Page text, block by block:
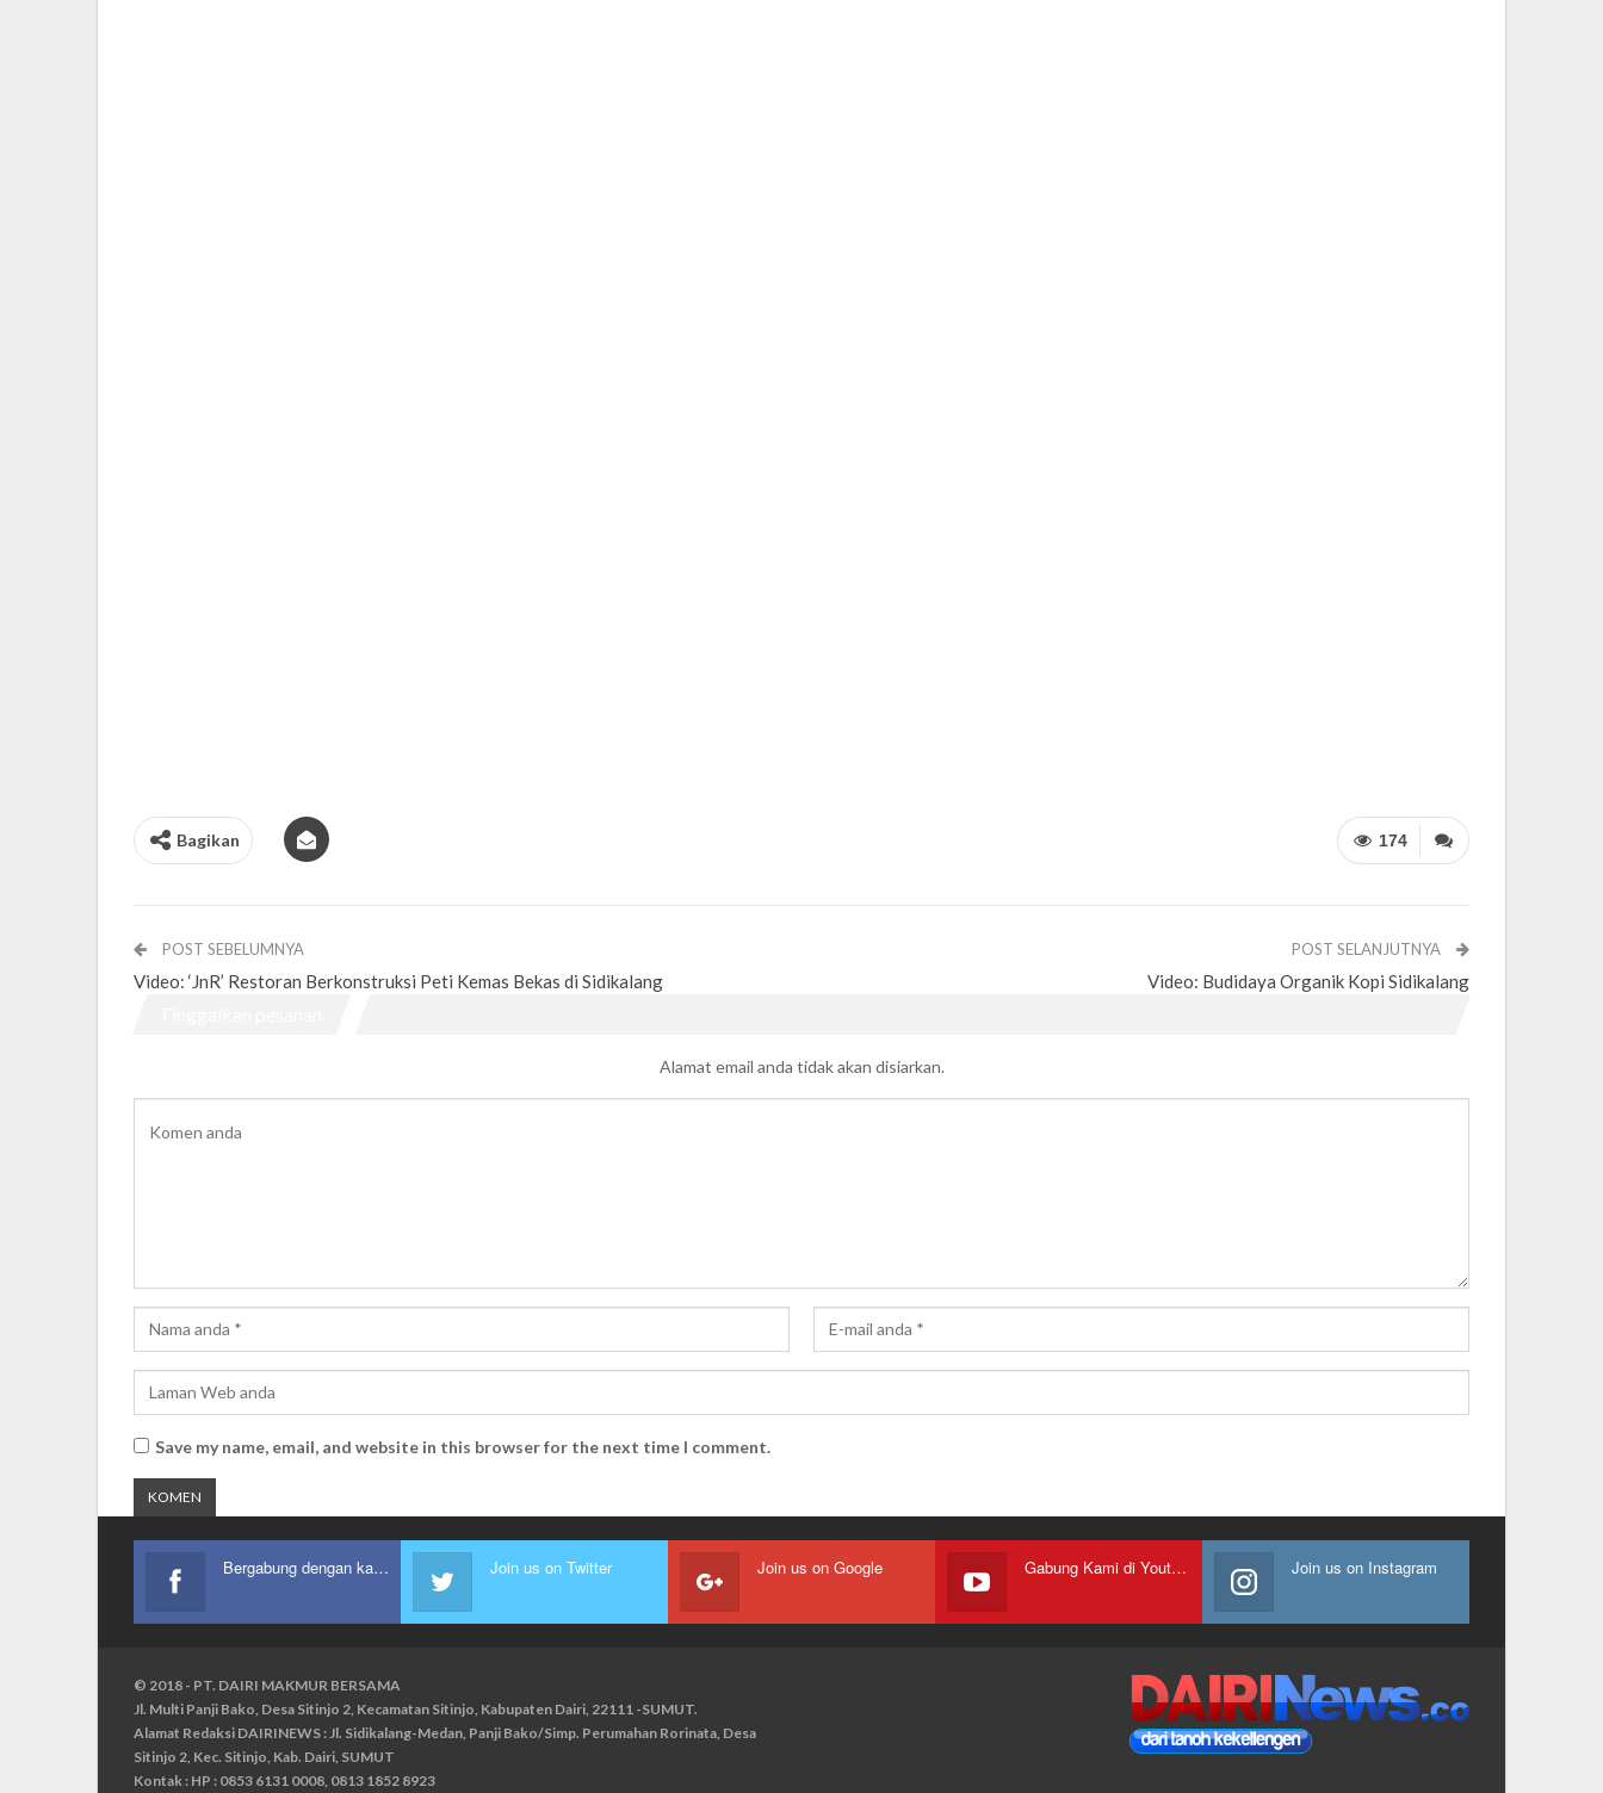
174
Bagikan
POST SEBELUMNYA
Video: ‘JnR’ Restoran Berkonstruksi Peti Kemas Bekas di Sidikalang
POST SELANJUTNYA
Video: Budidaya Organik Kopi Sidikalang
Alamat email anda tidak akan disiarkan.
Save my name, email, and website in this browser for the next time I comment.
Bergabung dengan kami Join us on Twitter Join us on Google Gabung Kami di Youtube Join us on Instagram
© 2018 - PT. DAIRI MAKMUR BERSAMA
Jl. Multi Panji Bako, Desa Sitinjo 2, Kecamatan Sitinjo, Kabupaten Dairi, 22111 -SUMUT.
Alamat Redaksi DAIRINEWS : Jl. Sidikalang-Medan, Panji Bako/Simp. Perumahan Rorinata, Desa
Sitinjo 2, Kec. Sitinjo, Kab. Dairi, SUMUT
Kontak : HP : 0853 6131 0008, 0813 1852 8923